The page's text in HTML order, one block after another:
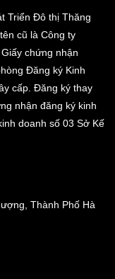
Triển Đô thị Thăng
cũ là Công ty
chứng nhận
Đăng ký Kinh
cấp. Đăng ký thay
nhận đăng ký kinh
doanh số 03 Sở Kế
Thành Phố Hà